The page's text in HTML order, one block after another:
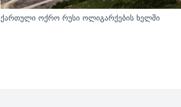
ქართული ოქრო რუსი ოლიგარქების ხელში